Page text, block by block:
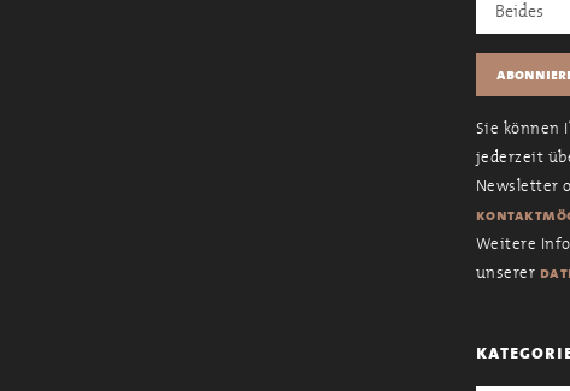
Sie können
jederzeit
Newsletter
Weitere
unserer